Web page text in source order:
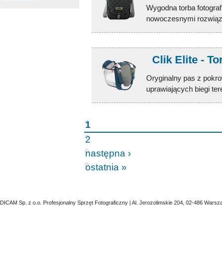
Wygodna torba
nowoczesnymi
Clik Elite -
Oryginalny pas z
uprawiających biegi
1
2
następna ›
ostatnia »
DICAM Sp. z o.o. Profesjonalny Sprzęt Fotograficzny | Al. Jerozolimskie 204, 02-486